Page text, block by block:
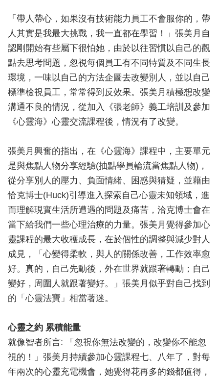
「帶人帶心，如果沒有技術能力員工不會服你的，帶
人其實是我最大挑戰，我一直都在學習！」張美月自
認剛開始有些屬下很怕她，由於以往習慣以自己的觀
點去思考問題，忽視每個員工有不同特質及不同生長
環境，一味以自己的方法企圖去改變別人，並以自己
標準檢視員工，常常得到反效果。張美月積極想改變
溝通不良的情況，從加入《張老師》義工培訓及參加
《心靈海》心靈交流課程後，情況有了改變。
張美月興奮的指出，在《心靈海》課程中，主要單元
是與焦點人物分享經驗(抽點學員輪流當焦點人物)，
從分享別人的壓力、負面情緒、困惑與猜疑，並藉由
恰克博士(Huck)引導進入探索自己心靈未知領域，進
而理解現實生活所遭遇的問題及痛苦，洽克博士會在
當下給我們一些心理治療的力量。張美月覺得參加心
靈課程的最大收穫成長，在於個性的調整與減少對人
成見，「心變得柔軟，與人的關係改善，工作效率愈
好。真的，自己先動後，外在世界就跟著轉動；自己
變好，周圍人就跟著變好。」張美月似乎對自己找到
的「心靈法寶」相當著迷。
心靈之約 累積能量
就像智者所言: 「忽視你無法改變的，改變你不能忽
視的！」張美月持續參加心靈課程七、八年了，對每
年兩次的心靈充電機會，她覺得花再多的錢都值得，